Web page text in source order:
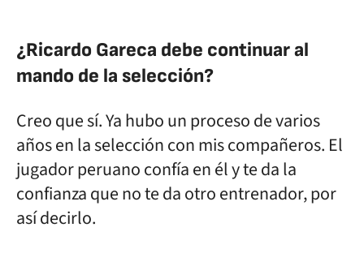
¿Ricardo Gareca debe continuar al
mando de la selección?
Creo que sí. Ya hubo un proceso de varios
años en la selección con mis compañeros. El
jugador peruano confía en él y te da la
confianza que no te da otro entrenador, por
así decirlo.